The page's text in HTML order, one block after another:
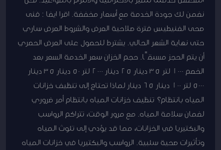
نضمن لك جودة الخدمة مع أسعار مخفضة. اقرا ايضا : فنى
صحى الفنيطيس فترة صلاحية العرض والشروط العرض ساري
حتى نهاية الشهر الحالي. يشترط للحصول على العرض الحصري
أن يتم الحجز مسبقًا. حجم الخزان سعر الخدمة السعر بعد
الخصم 1000 لتر 35 دينار 25 دينار 2000 لتر 50 دينار 35 دينار
5000 لتر 100 دينار 65 دينار لماذا تحتاج إلى تنظيف خزانات
المياه بانتظام؟ تنظيف خزانات المياه بانتظام أمر ضروري
لضمان سلامة المياه. مع مرور الوقت، تتراكم الرواسب
والبكتيريا في الخزانات، مما قد يؤدي إلى تلوث المياه
وتأثيرات صحية سلبية. الرواسب والبكتيريا في خزانات المياه